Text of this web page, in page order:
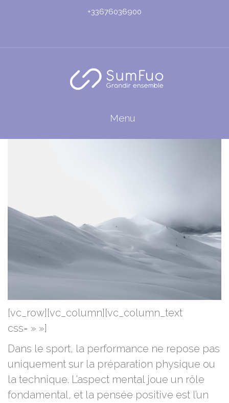
+33676036900
Menu
[vc_row][vc_column][vc_column_text
css= » »]
Dans le sport, la performance ne repose pas
uniquement sur la préparation physique ou
la technique. L’aspect mental joue un rôle
fondamental, et la pensée positive est l’un